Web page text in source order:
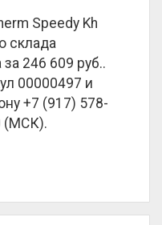
Speedy Kh
склада
за 246 609 руб..
00000497 и
+7 (917) 578-
(МСК).